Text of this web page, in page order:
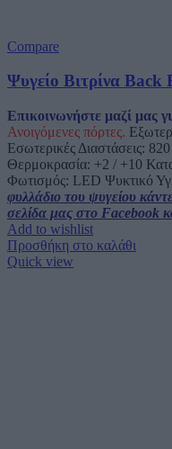
Compare
Ψυγείο Βιτρίνα Back
Επικοινωνήστε μαζί μας
Ανοιγόμενες πόρτες.
Εσωτερικές Διαστάσεις:
Θερμοκρασία: +2 / +10
Φωτισμός: LED Ψυκτικό
φυλλάδιο του ψυγείου
σελίδα μας στο Facebook
Add to wishlist
Προσθήκη στο καλάθι
Quick view